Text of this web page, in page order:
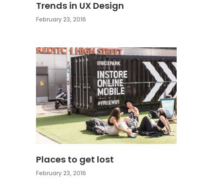
Trends in UX Design
February 23, 2016
Places to get lost
February 23, 2016